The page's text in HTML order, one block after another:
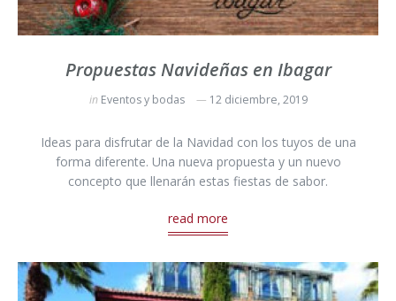
Propuestas Navideñas en Ibagar
in Eventos y bodas 12 diciembre, 2019
Ideas para disfrutar de la Navidad con los tuyos de una
forma diferente. Una nueva propuesta y un nuevo
concepto que llenarán estas fiestas de sabor.
read more